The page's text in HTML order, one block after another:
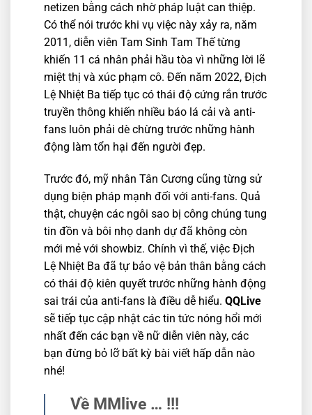
netizen bằng cách nhờ pháp luật can thiệp.
Có thể nói trước khi vụ việc này xảy ra, năm
2011, diễn viên Tam Sinh Tam Thế từng
khiến 11 cá nhân phải hầu tòa vì những lời lẽ
miệt thị và xúc phạm cô. Đến năm 2022, Địch
Lệ Nhiệt Ba tiếp tục có thái độ cứng rắn trước
truyền thông khiến nhiều báo lá cải và anti-
fans luôn phải dè chừng trước những hành
động làm tổn hại đến người đẹp.
Trước đó, mỹ nhân Tân Cương cũng từng sử
dụng biện pháp mạnh đối với anti-fans. Quả
thật, chuyện các ngôi sao bị công chúng tung
tin đồn và bôi nhọ danh dự đã không còn
mới mẻ với showbiz. Chính vì thế, việc Địch
Lệ Nhiệt Ba đã tự bảo vệ bản thân bằng cách
có thái độ kiên quyết trước những hành động
sai trái của anti-fans là điều dễ hiểu. QQLive
sẽ tiếp tục cập nhật các tin tức nóng hổi mới
nhất đến các bạn về nữ diễn viên này, các
bạn đừng bỏ lỡ bất kỳ bài viết hấp dẫn nào
nhé!
Về MMlive … !!!